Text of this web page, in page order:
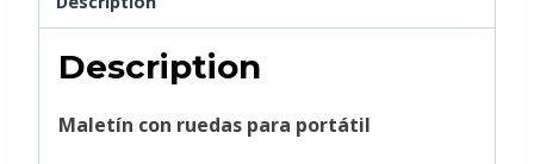
Description
Maletín con ruedas para portátil